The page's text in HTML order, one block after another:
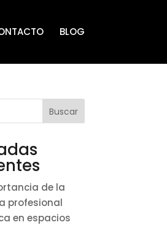
BLOG
Buscar
de la
profesional
en espacios